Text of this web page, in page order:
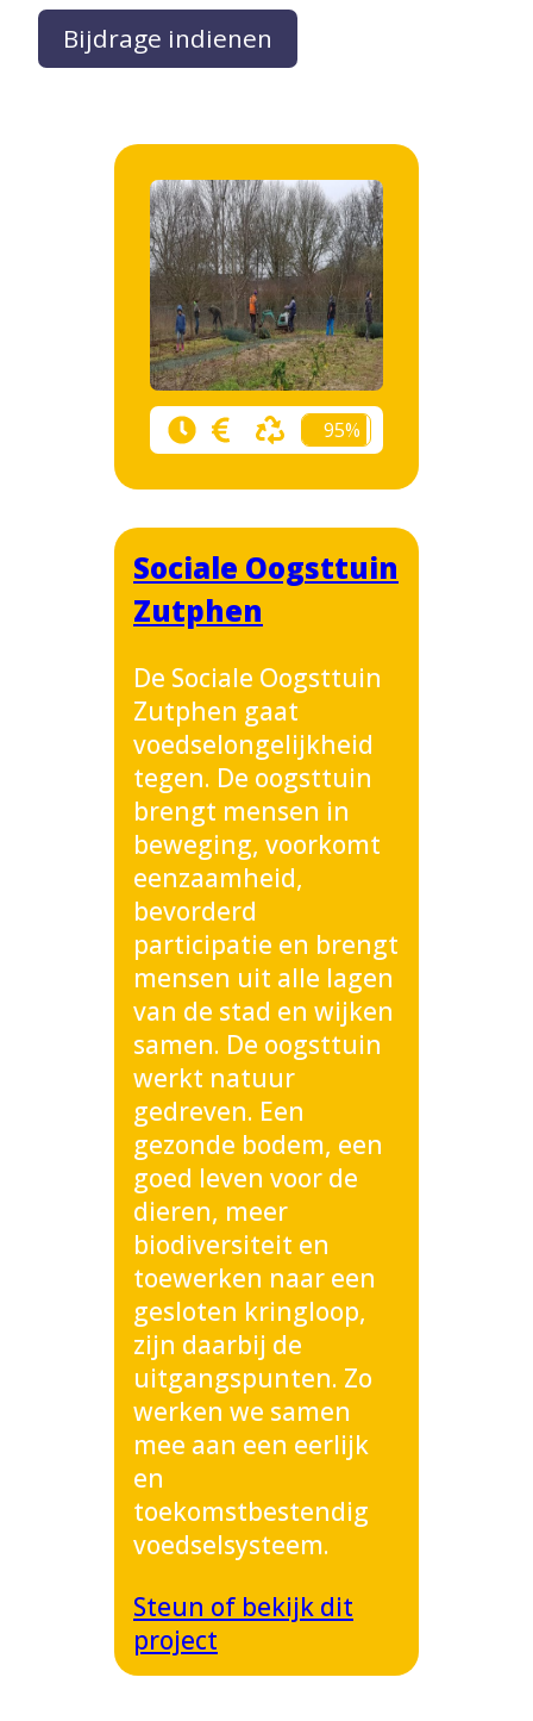
Bijdrage indienen
95%
Sociale Oogsttuin
Zutphen
De Sociale Oogsttuin
Zutphen gaat
voedselongelijkheid
tegen. De oogsttuin
brengt mensen in
beweging, voorkomt
eenzaamheid,
bevorderd
participatie en brengt
mensen uit alle lagen
van de stad en wijken
samen. De oogsttuin
werkt natuur
gedreven. Een
gezonde bodem, een
goed leven voor de
dieren, meer
biodiversiteit en
toewerken naar een
gesloten kringloop,
zijn daarbij de
uitgangspunten. Zo
werken we samen
mee aan een eerlijk
en
toekomstbestendig
voedselsysteem.
Steun of bekijk dit
project